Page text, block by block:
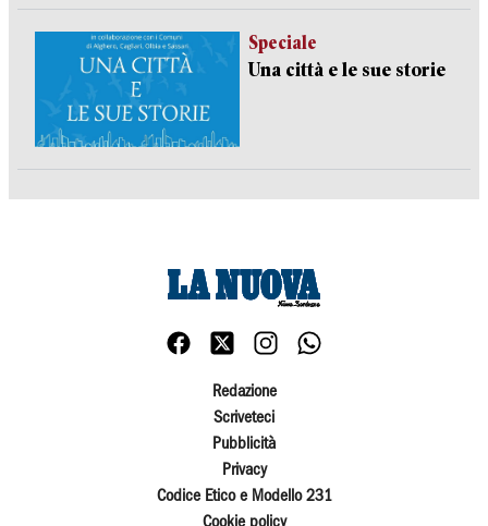
Speciale
Una città e le sue storie
Redazione
Scriveteci
Pubblicità
Privacy
Codice Etico e Modello 231
Cookie policy